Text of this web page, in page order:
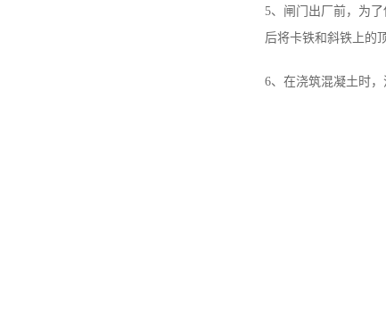
5、闸门出厂前，为
后将卡铁和斜铁上的
6、在浇筑混凝土时